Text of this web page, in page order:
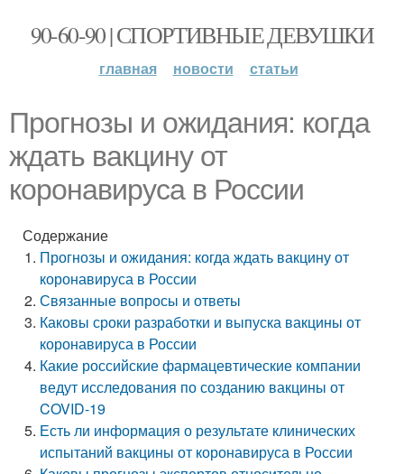
90-60-90 | СПОРТИВНЫЕ ДЕВУШКИ
главная новости статьи
Прогнозы и ожидания: когда
ждать вакцину от
коронавируса в России
Содержание
Прогнозы и ожидания: когда ждать вакцину от
коронавируса в России
Связанные вопросы и ответы
Каковы сроки разработки и выпуска вакцины от
коронавируса в России
Какие российские фармацевтические компании
ведут исследования по созданию вакцины от
COVID-19
Есть ли информация о результате клинических
испытаний вакцины от коронавируса в России